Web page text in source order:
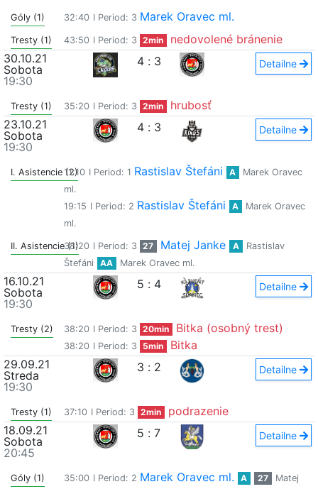
Góly (1) 32:40 I Period: 3 Marek Oravec ml.
Tresty (1) 43:50 I Period: 3 2min
nedovolené bránenie
30.10.21
Sobota
19:30
4 : 3 Detailne
Tresty (1) 35:20 I Period: 3 2min
hrubosť
23.10.21
Sobota
19:30
4 : 3 Detailne
I. Asistencie (2)
11:10 I Period: 1 Rastislav Štefáni A
Marek Oravec
ml.
19:15 I Period: 2 Rastislav Štefáni A
Marek Oravec
ml.
II. Asistencie (1)
38:20 I Period: 3 27 Matej Janke A
Rastislav
Štefáni
AA Marek Oravec ml.
16.10.21
Sobota
19:30
5 : 4 Detailne
Tresty (2) 38:20 I Period: 3 20min Bitka (osobný trest)
38:20 I Period: 3 5min
Bitka
29.09.21
Streda
19:30
3 : 2 Detailne
Tresty (1) 37:10 I Period: 3 2min
podrazenie
18.09.21
Sobota
20:45
5 : 7 Detailne
Góly (1) 35:00 I Period: 2 Marek Oravec ml. A 27
Matej